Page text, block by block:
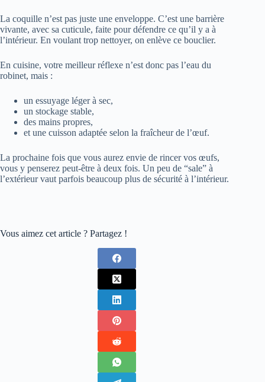
La coquille n’est pas juste une enveloppe. C’est une barrière
vivante, avec sa cuticule, faite pour défendre ce qu’il y a à
l’intérieur. En voulant trop nettoyer, on enlève ce bouclier.
En cuisine, votre meilleur réflexe n’est donc pas l’eau du
robinet, mais :
un essuyage léger à sec,
un stockage stable,
des mains propres,
et une cuisson adaptée selon la fraîcheur de l’œuf.
La prochaine fois que vous aurez envie de rincer vos œufs,
vous y penserez peut-être à deux fois. Un peu de “sale” à
l’extérieur vaut parfois beaucoup plus de sécurité à l’intérieur.
Vous aimez cet article ? Partagez !